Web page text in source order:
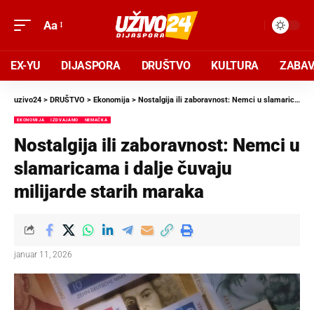
Aa
EX-YU DIJASPORA DRUŠTVO KULTURA
uzivo24 > DRUŠTVO > Ekonomija > Nostalgija ili zaboravnost: Nemci u slamaricama i dalje čuvaju milijarde starih maraka
EKONOMIJA IZDVAJAMO NEMAČKA
Nostalgija ili zaboravnost: Nemci u
slamaricama i dalje čuvaju
milijarde starih maraka
januar 11, 2026